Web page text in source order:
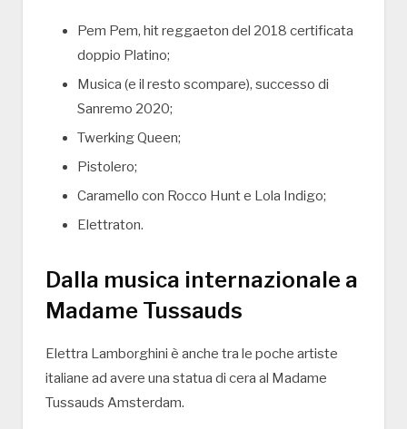
Pem Pem, hit reggaeton del 2018 certificata
doppio Platino;
Musica (e il resto scompare), successo di
Sanremo 2020;
Twerking Queen;
Pistolero;
Caramello con Rocco Hunte Lola Indigo;
Elettraton.
Dalla musica internazionale a
Madame Tussauds
Elettra Lamborghini è anche tra le poche artiste
italiane ad avere una statua di cera al Madame
Tussauds Amsterdam.